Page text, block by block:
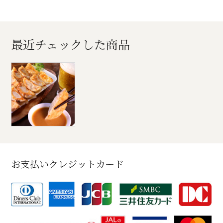
最近チェックした商品
お支払いクレジットカード